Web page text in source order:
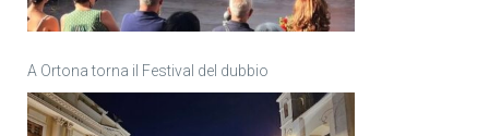
A Ortona torna il Festival del dubbio